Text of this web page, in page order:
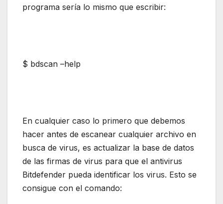
programa sería lo mismo que escribir:
$ bdscan –help
En cualquier caso lo primero que debemos
hacer antes de escanear cualquier archivo en
busca de virus, es actualizar la base de datos
de las firmas de virus para que el antivirus
Bitdefender pueda identificar los virus. Esto se
consigue con el comando: